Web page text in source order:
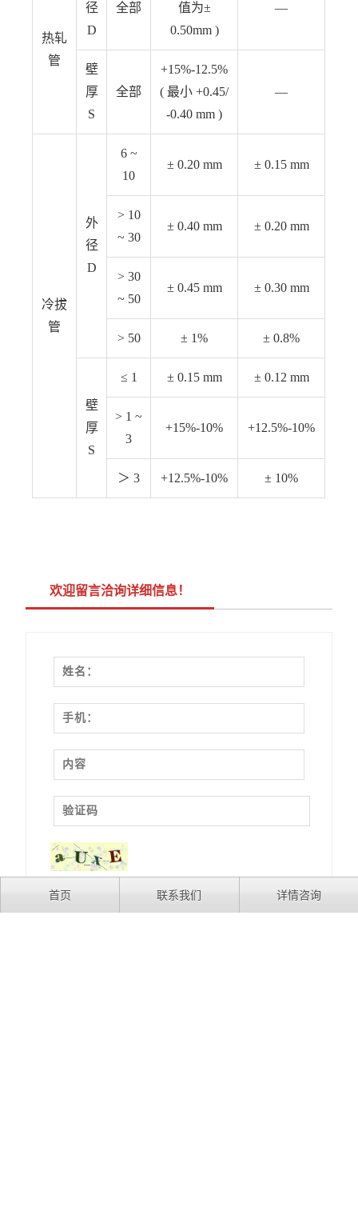
热轧
管
径
D
全部
值为±
0.50mm )
—
壁
厚
S
全部
+15%-12.5%
( 最小 +0.45/
-0.40 mm )
—
冷拔
管
外
径
D
6 ~
10
± 0.20 mm ± 0.15 mm
> 10
~ 30
± 0.40 mm ± 0.20 mm
> 30
~ 50
± 0.45 mm ± 0.30 mm
> 50 ± 1% ± 0.8%
壁
厚
S
≤ 1 ± 0.15 mm ± 0.12 mm
> 1 ~
3
+15%-10% +12.5%-10%
＞ 3 +12.5%-10% ± 10%
欢迎留言洽询详细信息！
首页 联系我们 详情咨询